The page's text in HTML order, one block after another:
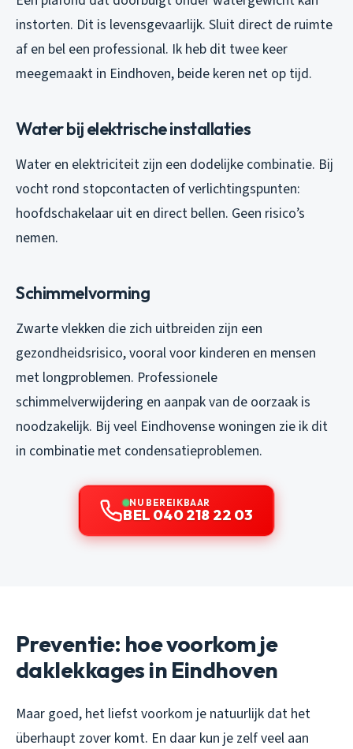
instorten. Dit is levensgevaarlijk. Sluit direct de ruimte
af en bel een professional. Ik heb dit twee keer
meegemaakt in Eindhoven, beide keren net op tijd.
Water bij elektrische installaties
Water en elektriciteit zijn een dodelijke combinatie. Bij
vocht rond stopcontacten of verlichtingspunten:
hoofdschakelaar uit en direct bellen. Geen risico’s
nemen.
Schimmelvorming
Zwarte vlekken die zich uitbreiden zijn een
gezondheidsrisico, vooral voor kinderen en mensen
met longproblemen. Professionele
schimmelverwijdering en aanpak van de oorzaak is
noodzakelijk. Bij veel Eindhovense woningen zie ik dit
in combinatie met condensatieproblemen.
NU BEREIKBAAR
BEL 040 218 22 03
Preventie: hoe voorkom je
daklekkages in Eindhoven
Maar goed, het liefst voorkom je natuurlijk dat het
überhaupt zover komt. En daar kun je zelf veel aan